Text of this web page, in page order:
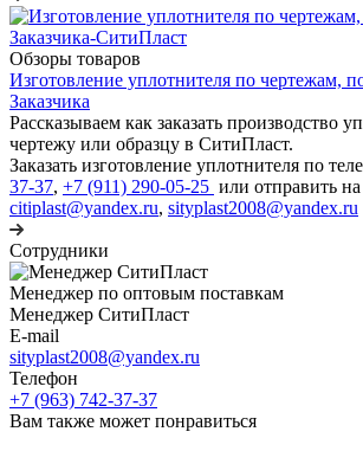
Обзоры товаров
Изготовление уплотнителя по чертежам,
Заказчика
Рассказываем как заказать производство
чертежу или образцу в СитиПласт.
Заказать изготовление уплотнителя по
37-37, +7 (911) 290-05-25 или отправить
citiplast@yandex.ru, sityplast2008@yandex.ru
Сотрудники
Менеджер по оптовым поставкам
Менеджер СитиПласт
E-mail
sityplast2008@yandex.ru
Телефон
+7 (963) 742-37-37
Вам также может понравиться